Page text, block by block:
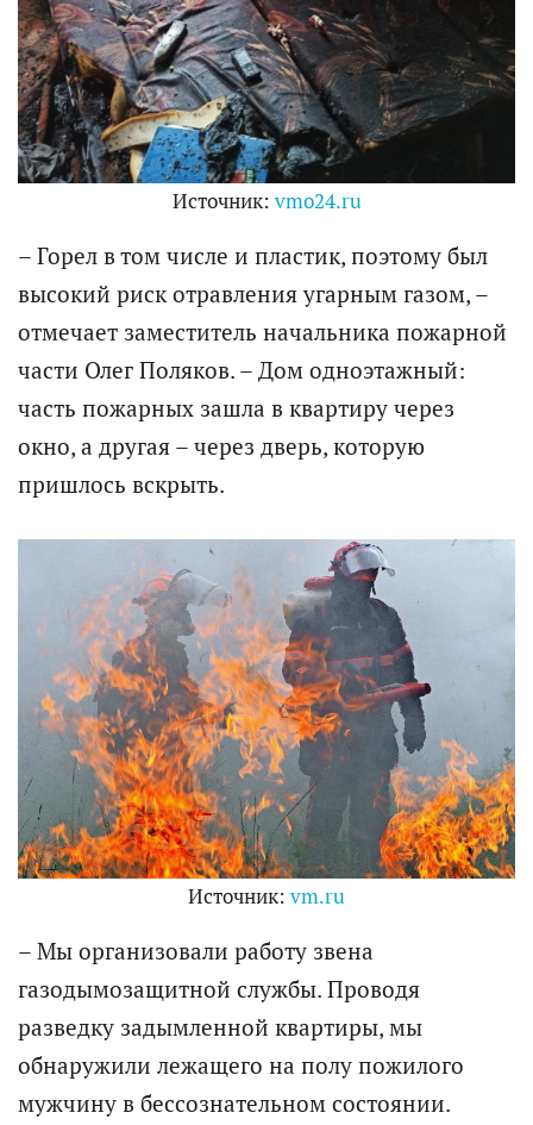
Источник: vmo24.ru
– Горел в том числе и пластик, поэтому был
высокий риск отравления угарным газом, –
отмечает заместитель начальника пожарной
части Олег Поляков. – Дом одноэтажный:
часть пожарных зашла в квартиру через
окно, а другая – через дверь, которую
пришлось вскрыть.
Источник: vm.ru
– Мы организовали работу звена
газодымозащитной службы. Проводя
разведку задымленной квартиры, мы
обнаружили лежащего на полу пожилого
мужчину в бессознательном состоянии.